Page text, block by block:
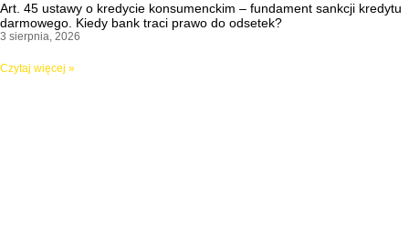
Art. 45 ustawy o kredycie konsumenckim – fundament sankcji kredytu
darmowego. Kiedy bank traci prawo do odsetek?
3 sierpnia, 2026
Czytaj więcej »